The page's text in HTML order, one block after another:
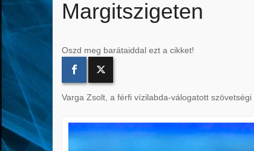
Margitszigeten
Oszd meg barátaiddal ezt a cikket!
Varga Zsolt, a férfi vízilabda-válogatott